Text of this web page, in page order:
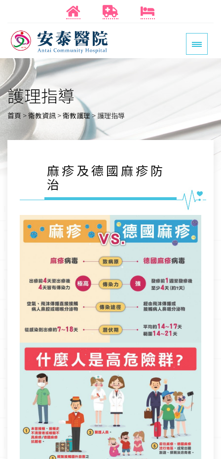
護理指導
首頁 >衛教資訊 >衛教護理> 護理指導
麻疹及德國麻疹防
治